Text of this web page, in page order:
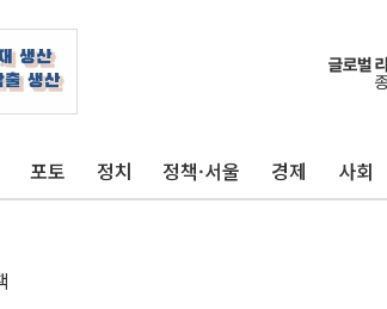
포토 정치 정책·서울 경제 사회